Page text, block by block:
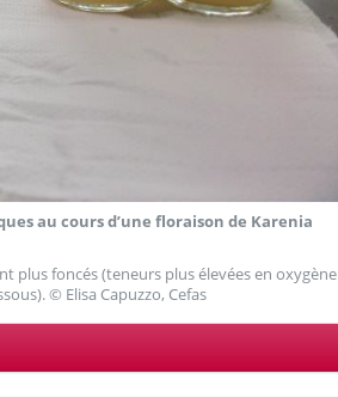
au cours d’une floraison de Karenia
plus foncés (teneurs plus élevées en oxygène
© Elisa Capuzzo, Cefas